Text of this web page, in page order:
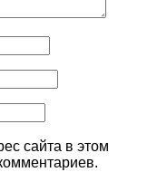
сайта в этом